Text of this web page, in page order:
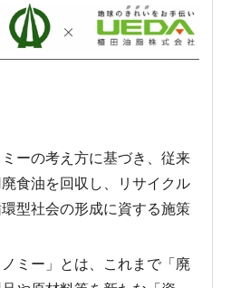
ーの考え方に基づき、従来
食油を回収し、リサイクル
型社会の形成に資する施策
ミー」とは、これまで「廃